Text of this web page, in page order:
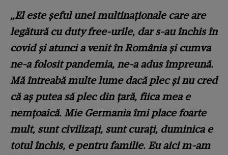
„El este șeful unei multinaționale care are
legătură cu duty free-urile, dar s-au închis în
covid și atunci a venit în România și cumva
ne-a folosit pandemia, ne-a adus împreună.
Mă întreabă multe lume dacă plec și nu cred
că aș putea să plec din țară, fiica mea e
nemțoaică. Mie Germania îmi place foarte
mult, sunt civilizați, sunt curați, duminica e
totul închis, e pentru familie. Eu aici m-am